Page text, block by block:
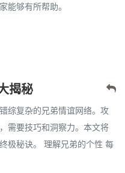
能够有所帮助。
揭秘
综复杂的兄弟情谊网络。攻
需要技巧和洞察力。本文将
极秘诀。 理解兄弟的个性 每